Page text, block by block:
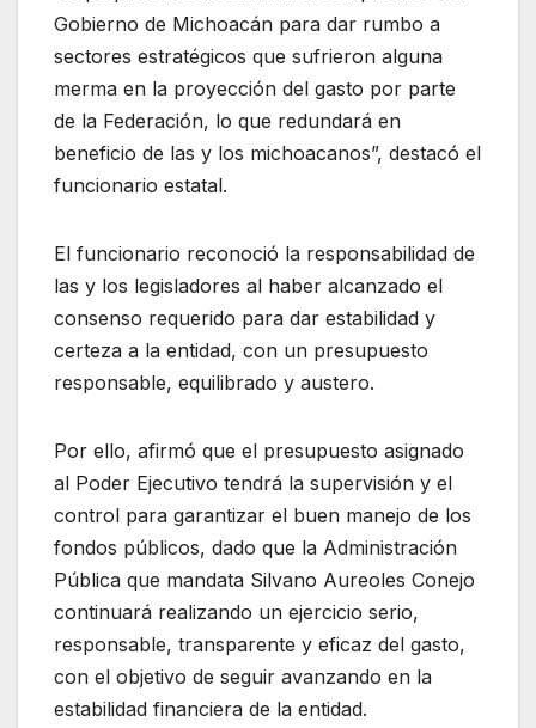
Gobierno de Michoacán para dar rumbo a
sectores estratégicos que sufrieron alguna
merma en la proyección del gasto por parte
de la Federación, lo que redundará en
beneficio de las y los michoacanos”, destacó el
funcionario estatal.
El funcionario reconoció la responsabilidad de
las y los legisladores al haber alcanzado el
consenso requerido para dar estabilidad y
certeza a la entidad, con un presupuesto
responsable, equilibrado y austero.
Por ello, afirmó que el presupuesto asignado
al Poder Ejecutivo tendrá la supervisión y el
control para garantizar el buen manejo de los
fondos públicos, dado que la Administración
Pública que mandata Silvano Aureoles Conejo
continuará realizando un ejercicio serio,
responsable, transparente y eficaz del gasto,
con el objetivo de seguir avanzando en la
estabilidad financiera de la entidad.